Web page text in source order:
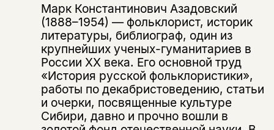
Марк Константинович Азадовский
(1888–1954) — фольклорист, историк
литературы, библиограф, один из
крупнейших ученых-гуманитариев в
России ХX века. Его основной труд
«История русской фольклористики»,
работы по декабристоведению, статьи
и очерки, посвященные культуре
Сибири, давно и прочно вошли в